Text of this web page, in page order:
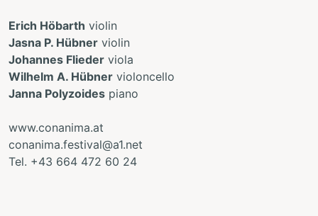
Erich Höbarth violin
Jasna P. Hübner violin
Johannes Flieder viola
Wilhelm A. Hübner violoncello
Janna Polyzoides piano
www.conanima.at
conanima.festival@a1.net
Tel. +43 664 472 60 24